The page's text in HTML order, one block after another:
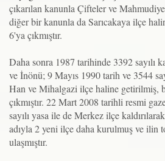
çıkarılan kanunla Çifteler ve
diğer bir kanunla da Sarıcakaya ilçe
6'ya çıkmıştır.
Daha sonra 1987 tarihinde 3392 sayılı
ve İnönü; 9 Mayıs 1990 tarih ve 3544
Han ve Mihalgazi ilçe haline getirilmiş,
çıkmıştır. 22 Mart 2008 tarihli resmi
sayılı yasa ile de Merkez ilçe
adıyla 2 yeni ilçe daha kurulmuş ve ilin
ulaşmıştır.